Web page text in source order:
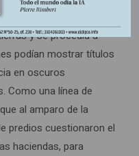
documento, se les
y se procedía a
podían mostrar títulos
en oscuros
Como una línea de
al amparo de la
predios cuestionaron el
haciendas, para